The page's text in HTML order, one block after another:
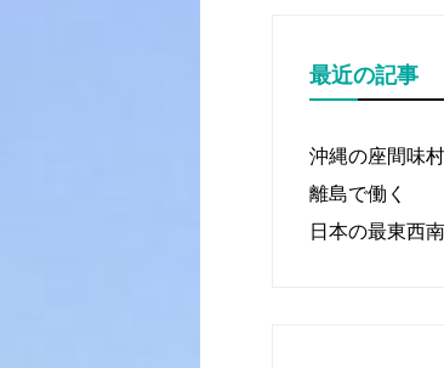
最近の記事
沖縄の座間味
離島で働く
日本の最東西